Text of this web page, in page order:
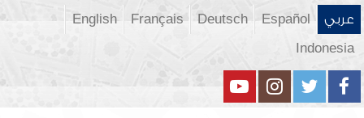
عربي Español
Deutsch
Français
English
Indonesia